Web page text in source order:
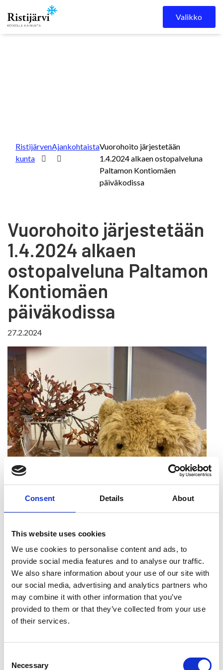
Consent Details About
This website uses cookies
We use cookies to personalise content and ads, to
provide social media features and to analyse our traffic.
We also share information about your use of our site with
our social media, advertising and analytics partners who
may combine it with other information that you’ve
provided to them or that they’ve collected from your use
of their services.
Selection
Necessary
Skip to content
Valikko
Ristijärven
kunta
AjankohtaistaVuorohoito järjestetään
1.4.2024 alkaen ostopalveluna
Paltamon Kontiomäen
päiväkodissa
Vuorohoito järjestetään
1.4.2024 alkaen
ostopalveluna Paltamon
Kontiomäen
päiväkodissa
27.2.2024
vuosien varrella. Vuorohoitoa on järjestetty tarvittaessa
Vuorohoito asettaa omat haasteensa riittävälle
henkilöstöresurssille ja sille että saamme vuorohoidon ohessa
myös arkipäivien lakisääteisen toiminnan turvattua
henkilöstömitoituksen osalta. Vuorohoidon yhteistyö
Paltamon kunnan kanssa takaa toiminnan sujuvuuden ja
lakisääteisyyden myös jatkossa.
Lapsi oppii, kehittyy ja viihtyy kun on kavereita, joiden kanssa
leikkiä ja opetella sosiaalisia taitoja. Valitettavasti tämä on